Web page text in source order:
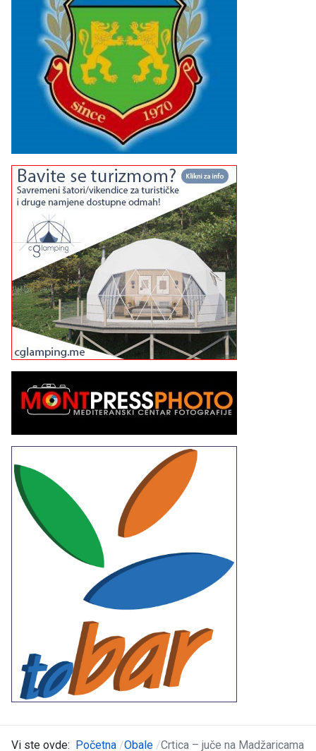
Vi ste ovde: Početna Obale Crtica – juče na Madžaricama